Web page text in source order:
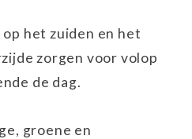
het zuiden en het
zorgen voor volop
de dag.
groene en